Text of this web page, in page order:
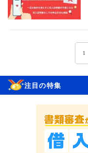
1
注目の特集